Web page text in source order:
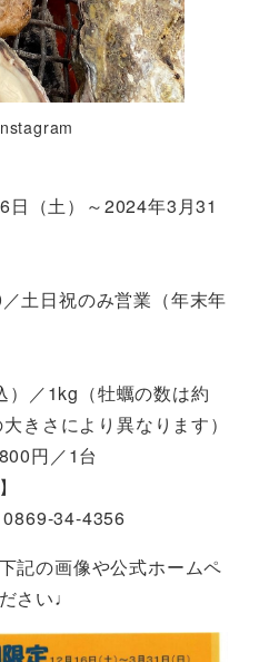
（土）～2024年3月31
土日祝のみ営業（年末年
／1kg（牡蠣の数は約
きさにより異なります）
円／1台
34-4356
記の画像や公式ホームペ
さい♩